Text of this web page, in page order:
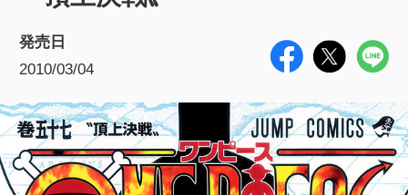
発売日
2010/03/04